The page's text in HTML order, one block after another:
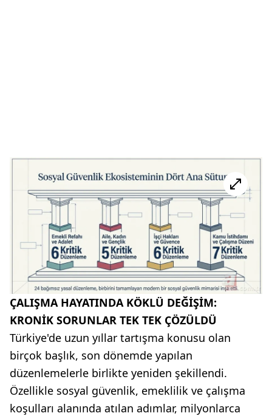
ÇALIŞMA HAYATINDA KÖKLÜ DEĞİŞİM:
KRONİK SORUNLAR TEK TEK ÇÖZÜLDÜ
Türkiye'de uzun yıllar tartışma konusu olan
birçok başlık, son dönemde yapılan
düzenlemelerle birlikte yeniden şekillendi.
Özellikle sosyal güvenlik, emeklilik ve çalışma
koşulları alanında atılan adımlar, milyonlarca